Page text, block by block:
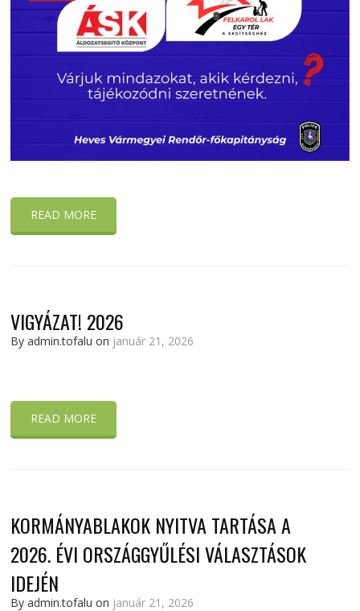
READ MORE
VIGYÁZAT! 2026
By admin.tofalu on január 21, 2026
READ MORE
KORMÁNYABLAKOK NYITVA TARTÁSA A
2026. ÉVI ORSZÁGGYŰLÉSI VÁLASZTÁSOK
IDEJÉN
By admin.tofalu on január 21, 2026